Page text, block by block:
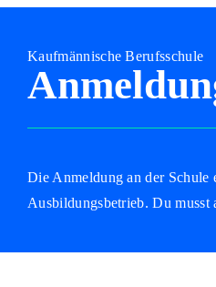
Kaufmännische Berufsschule
Die Anmeldung an der Schule
Ausbildungsbetrieb. Du musst